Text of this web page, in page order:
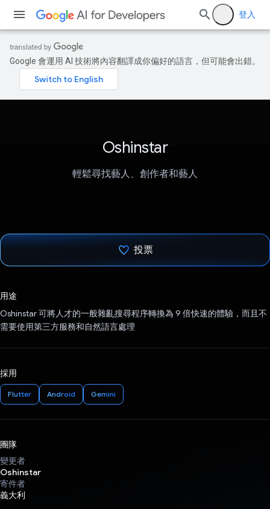
登入
Google 會運用 AI 技術將內容翻譯成你偏好的語言，但可能會出錯。
Oshinstar
輕鬆尋找藝人、創作者和藝人
投票
用途
Oshinstar 可將人才的一般雜亂搜尋程序轉換為 9 倍快速的體驗，而且不
需要使用第三方服務和自然語言處理
採用
Flutter Android Gemini
團隊
變更者
Oshinstar
寄件者
義大利